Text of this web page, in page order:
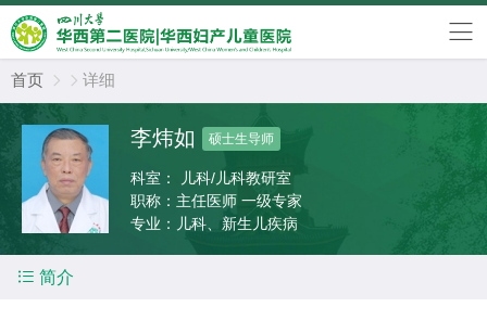
首页   详细
李炜如 硕士生导师
科室：
儿科/儿科教研室
职称： 主任医师 一级专家
专业： 儿科、新生儿疾病
 简介